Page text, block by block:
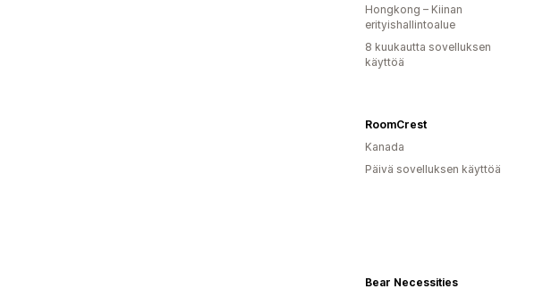
Hongkong – Kiinan
erityishallintoalue
8 kuukautta sovelluksen
käyttöä
RoomCrest
Kanada
Päivä sovelluksen käyttöä
Bear Necessities